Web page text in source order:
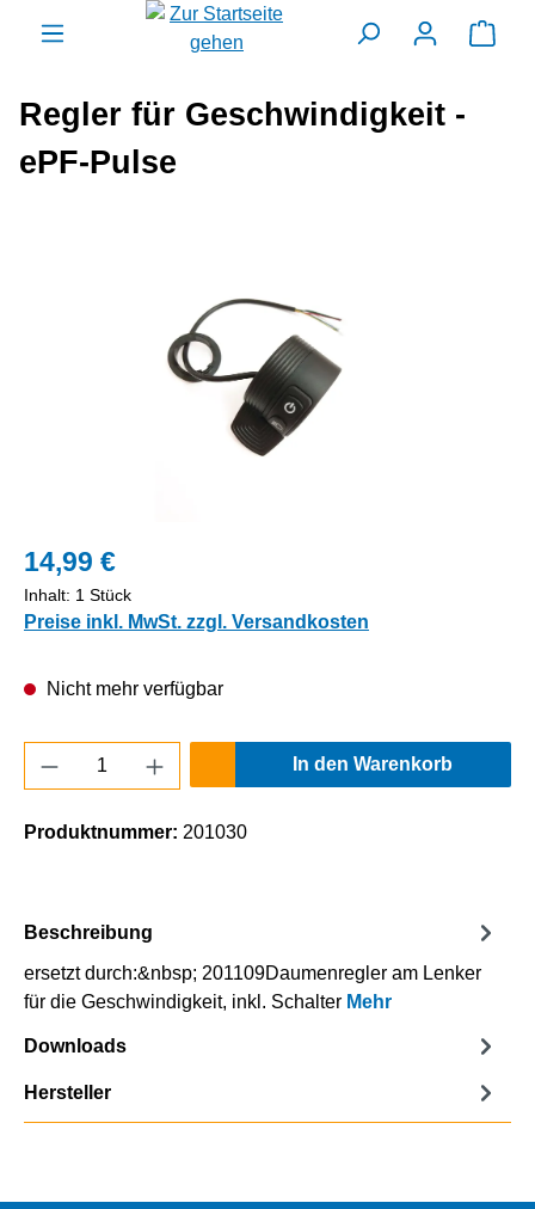
springen
Regler für Geschwindigkeit -
ePF-Pulse
14,99 €
Inhalt: 1 Stück
Preise inkl. MwSt. zzgl. Versandkosten
Nicht mehr verfügbar
Produkt Anzahl: Gib den gewünschten
In den Warenkorb
Produktnummer: 201030
Beschreibung
ersetzt durch:&nbsp; 201109Daumenregler am Lenker
für die Geschwindigkeit, inkl. Schalter Mehr
Downloads
Hersteller